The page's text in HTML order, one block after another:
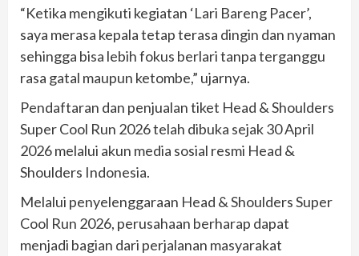
“Ketika mengikuti kegiatan ‘Lari Bareng Pacer’,
saya merasa kepala tetap terasa dingin dan nyaman
sehingga bisa lebih fokus berlari tanpa terganggu
rasa gatal maupun ketombe,” ujarnya.
Pendaftaran dan penjualan tiket Head & Shoulders
Super Cool Run 2026 telah dibuka sejak 30 April
2026 melalui akun media sosial resmi Head &
Shoulders Indonesia.
Melalui penyelenggaraan Head & Shoulders Super
Cool Run 2026, perusahaan berharap dapat
menjadi bagian dari perjalanan masyarakat